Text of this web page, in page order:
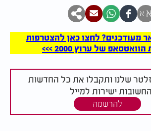
א א
מעודכנים? לחצו כאן להצטרפות
של ערוץ 2000 >>>
שלנו ותקבלו את כל החדשות
החשובות ישירות למייל
להרשמה